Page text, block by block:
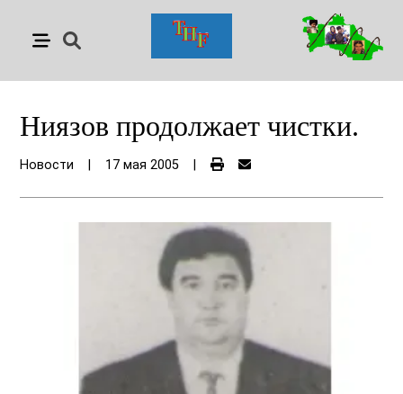
Ниязов продолжает чистки.
Новости 17 мая 2005